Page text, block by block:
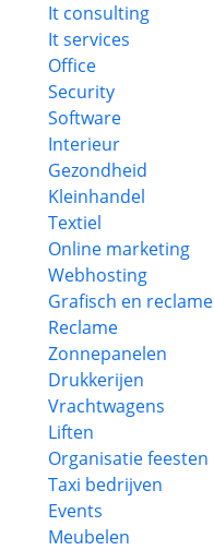
It consulting
It services
Office
Security
Software
Interieur
Gezondheid
Kleinhandel
Textiel
Online marketing
Webhosting
Grafisch en reclame
Reclame
Zonnepanelen
Drukkerijen
Vrachtwagens
Liften
Organisatie feesten
Taxi bedrijven
Events
Meubelen